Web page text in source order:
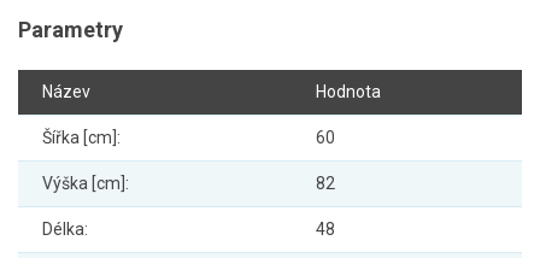
Parametry
Název Hodnota
Šířka [cm]: 60
Výška [cm]: 82
Délka: 48